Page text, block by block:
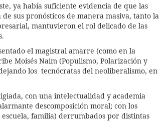
ya había suficiente evidencia de que las
sus pronósticos de manera masiva, tanto la
mantuvieron el rol delicado de las
el magistral amarre (como en la
Moisés Naim (Populismo, Polarización y
los tecnócratas del neoliberalismo, en
con una intelectualidad y academia
descomposición moral; con los
familia) derrumbados por distintas